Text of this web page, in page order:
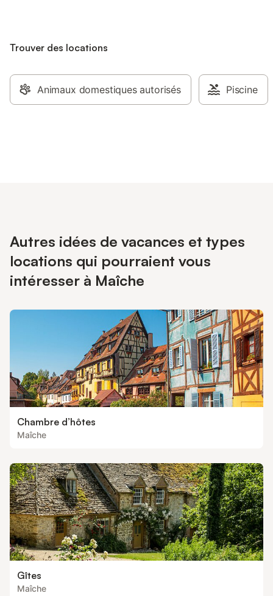
Trouver des locations
Animaux domestiques autorisés Piscine
Autres idées de vacances et types
locations qui pourraient vous
intéresser à Maîche
Chambre d’hôtes
Maîche
Gîtes
Maîche